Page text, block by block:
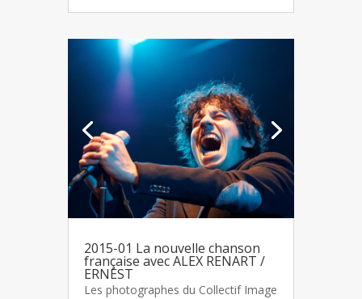
2015-01 La nouvelle chanson
française avec ALEX RENART /
ERNEST
Les photographes du Collectif Image